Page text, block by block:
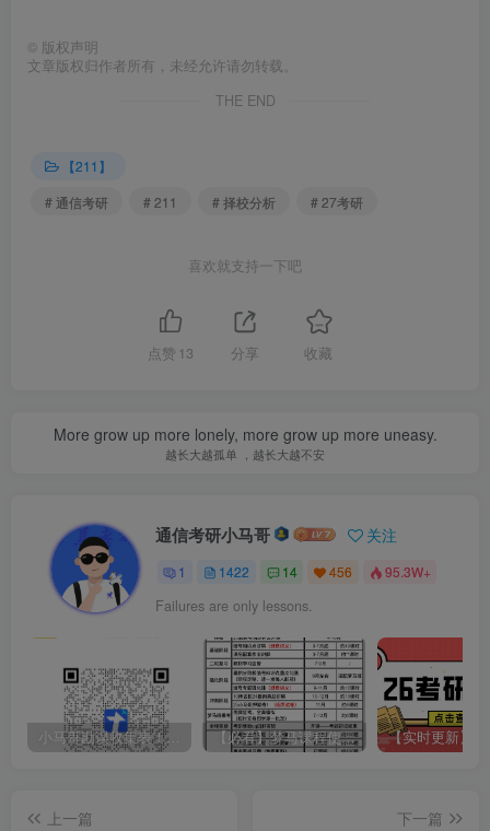
②《数字信号处理》（第3版），吴镇扬
另外我联合上岸的高分学长学姐做了河海大学863信号与
系统部分的重点知识勾画，可以点击下面链接自取：
1.3 复试科目及参考书目
图3 ：河海大学 复试科目
图4：河海大学复试参考书目
© 版权声明
文章版权归作者所有，未经允许请勿转载。
THE END
【211】
# 通信考研
# 211 # 择校分析 # 27考研
喜欢就支持一下吧
点赞 13 分享 收藏
More grow up more lonely, more grow up more uneasy.
越长大越孤单 ，越长大越不安
通信考研小马哥 关注
1 1422 14 456 95.3W+
Failures are only lessons.
小马哥勘误收集表！感谢您的支持！ 【必看】梦马课程使用方法！
上一篇
下一篇